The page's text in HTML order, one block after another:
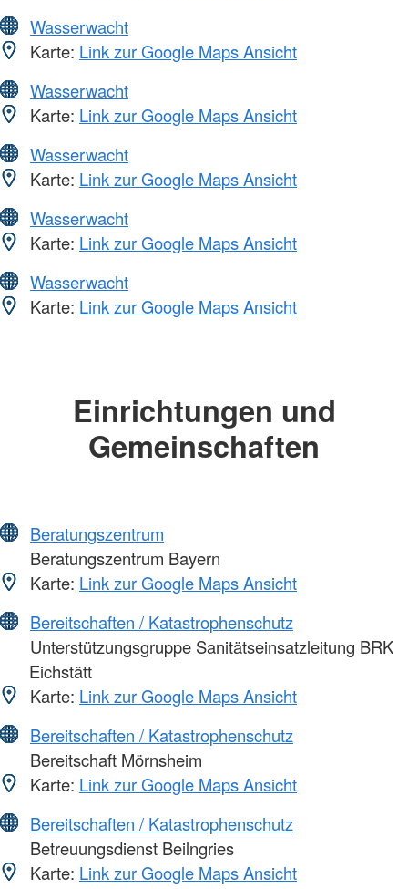
Wasserwacht
Karte: Link zur Google Maps Ansicht
Wasserwacht
Karte: Link zur Google Maps Ansicht
Wasserwacht
Karte: Link zur Google Maps Ansicht
Wasserwacht
Karte: Link zur Google Maps Ansicht
Wasserwacht
Karte: Link zur Google Maps Ansicht
Einrichtungen und
Gemeinschaften
Beratungszentrum
Beratungszentrum Bayern
Karte: Link zur Google Maps Ansicht
Bereitschaften / Katastrophenschutz
Unterstützungsgruppe Sanitätseinsatzleitung BRK
Eichstätt
Karte: Link zur Google Maps Ansicht
Bereitschaften / Katastrophenschutz
Bereitschaft Mörnsheim
Karte: Link zur Google Maps Ansicht
Bereitschaften / Katastrophenschutz
Betreuungsdienst Beilngries
Karte: Link zur Google Maps Ansicht